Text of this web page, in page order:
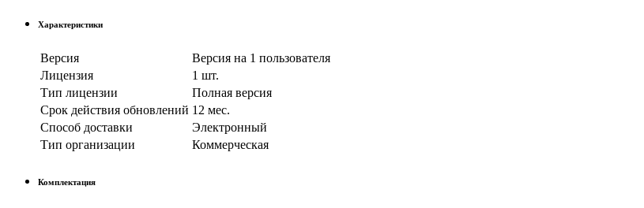
Характеристики
Версия
Версия на 1 пользователя
Лицензия
1 шт.
Тип лицензии
Полная версия
Срок действия обновлений 12 мес.
Способ доставки
Электронный
Тип организации
Коммерческая
Комплектация